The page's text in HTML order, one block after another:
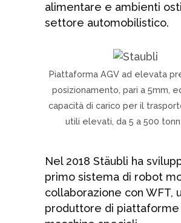
alimentare e ambienti
settore automobilistico.
Piattaforma AGV ad elevata
posizionamento, pari a 5mm,
capacità di carico per il
utili elevati, da 5 a 500
Nel 2018 Stäubli ha
primo sistema di robot
collaborazione con WFT,
produttore di